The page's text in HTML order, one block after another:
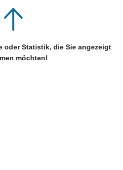
oder Statistik, die Sie angezeigt
möchten!